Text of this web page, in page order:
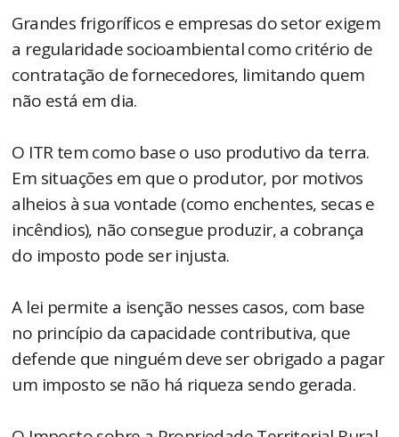
Grandes frigoríficos e empresas do setor exigem
a regularidade socioambiental como critério de
contratação de fornecedores, limitando quem
não está em dia.
O ITR tem como base o uso produtivo da terra.
Em situações em que o produtor, por motivos
alheios à sua vontade (como enchentes, secas e
incêndios), não consegue produzir, a cobrança
do imposto pode ser injusta.
A lei permite a isenção nesses casos, com base
no princípio da capacidade contributiva, que
defende que ninguém deve ser obrigado a pagar
um imposto se não há riqueza sendo gerada.